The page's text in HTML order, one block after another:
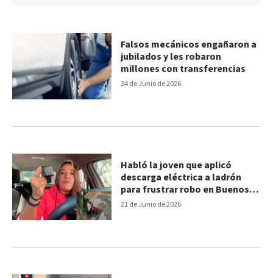
24 de Junio de 2026
Falsos mecánicos engañaron a
jubilados y les robaron
millones con transferencias
21 de Junio de 2026
Habló la joven que aplicó
descarga eléctrica a ladrón
para frustrar robo en Buenos
Aires: “Esta vez gané yo”